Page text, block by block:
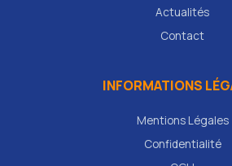
Actualités
Contact
INFORMATIONS
Mentions Légales
Confidentialité